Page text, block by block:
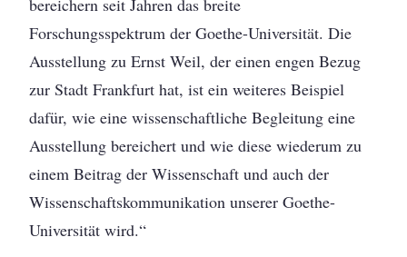
bereichern seit Jahren das breite
Forschungsspektrum der Goethe-Universität. Die
Ausstellung zu Ernst Weil, der einen engen Bezug
zur Stadt Frankfurt hat, ist ein weiteres Beispiel
dafür, wie eine wissenschaftliche Begleitung eine
Ausstellung bereichert und wie diese wiederum zu
einem Beitrag der Wissenschaft und auch der
Wissenschaftskommunikation unserer Goethe-
Universität wird.“